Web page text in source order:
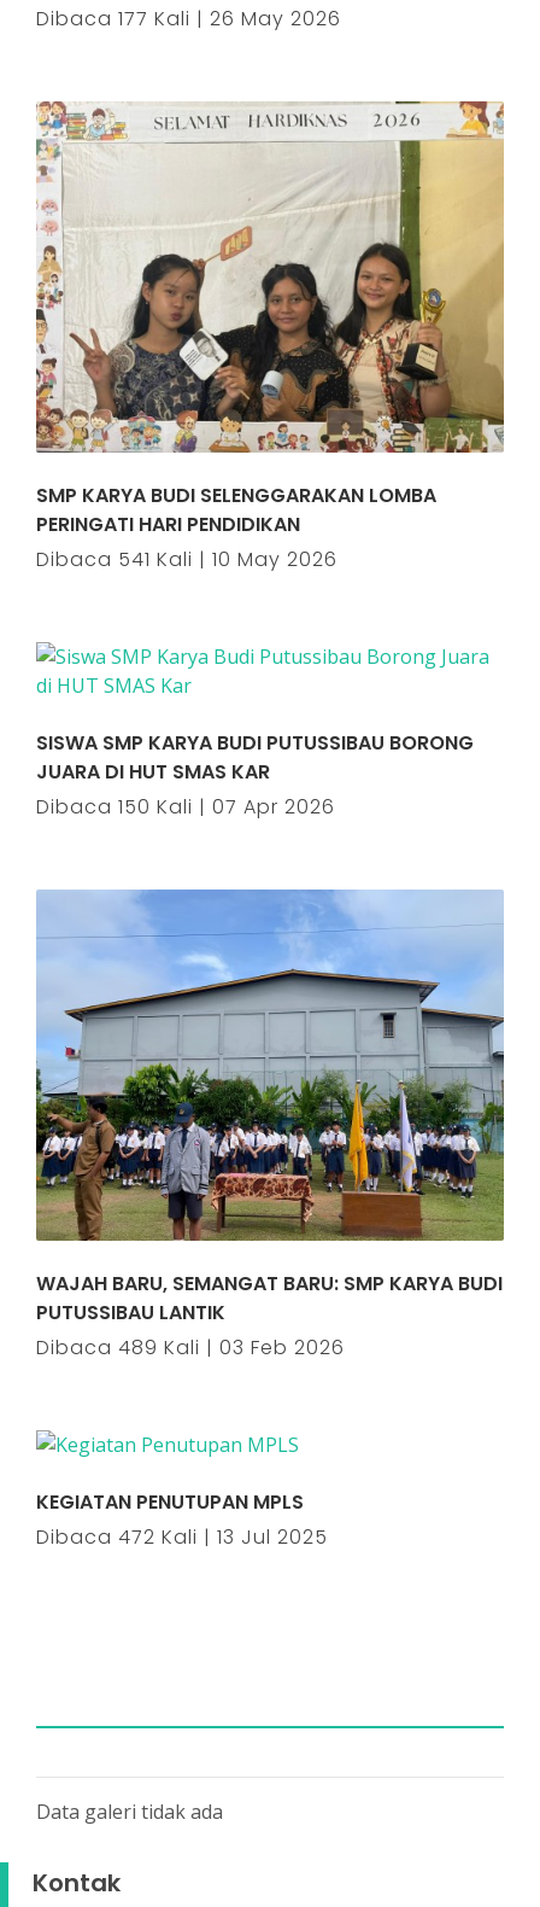
Dibaca 177 Kali | 26 May 2026
SMP KARYA BUDI SELENGGARAKAN LOMBA
PERINGATI HARI PENDIDIKAN
Dibaca 541 Kali | 10 May 2026
SISWA SMP KARYA BUDI PUTUSSIBAU BORONG
JUARA DI HUT SMAS KAR
Dibaca 150 Kali | 07 Apr 2026
WAJAH BARU, SEMANGAT BARU: SMP KARYA BUDI
PUTUSSIBAU LANTIK
Dibaca 489 Kali | 03 Feb 2026
KEGIATAN PENUTUPAN MPLS
Dibaca 472 Kali | 13 Jul 2025
Data galeri tidak ada
Kontak